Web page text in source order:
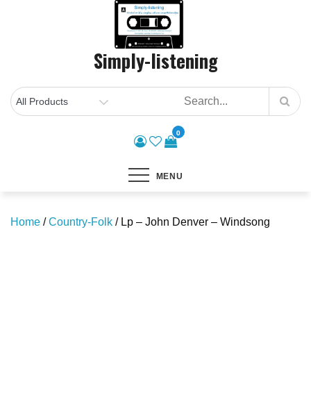
Simply-listening
0
MENU
Home /Country-Folk / Lp – John Denver – Windsong